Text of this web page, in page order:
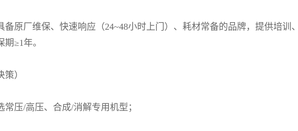
备原厂维保、快速响应（24~48小时上门）、耗材常备的品牌，提供培训
期≥1年。
）
常压/高压、合成/消解专用机型；